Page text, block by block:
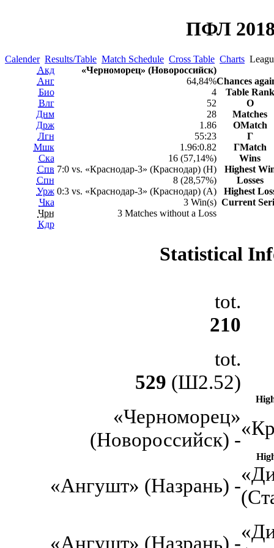
ПФЛ
Calender Results/Table Match Schedule Cross Table Charts
Акд
Анг
Био
Влг
Днм
Држ
Лгн
Мшк
Ска
Спв
Спн
Урж
Чка
Чрн
Кдр
«Черноморец» (Новороссийск)
64,84%Chances
4
Table Rank
52
О
28
Matches
1.86
ОMatch
55:23
Г
1.96:0.82
ГMatch
16 (57,14%)
Wins
7:0 vs. «Краснодар-3» (Краснодар) (H)
Highest
8 (28,57%)
Losses
0:3 vs. «Краснодар-3» (Краснодар) (A)
Highest
3 Win(s)
3 Matches without a Loss
Current
Statistical
tot.
210
tot.
529 (Ш2.52)
«Черноморец»
(Новороссийск) -
«Ангушт» (Назрань) -
«Ангушт» (Назрань) -